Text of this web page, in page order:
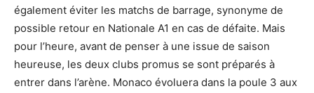
également éviter les matchs de barrage, synonyme de
possible retour en Nationale A1 en cas de défaite. Mais
pour l’heure, avant de penser à une issue de saison
heureuse, les deux clubs promus se sont préparés à
entrer dans l’arène. Monaco évoluera dans la poule 3 aux